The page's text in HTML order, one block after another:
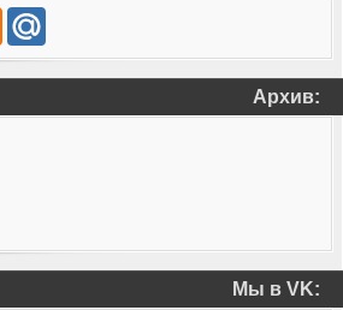
Odnoklassniki
Mail.Ru
Архив:
Мы в VK: